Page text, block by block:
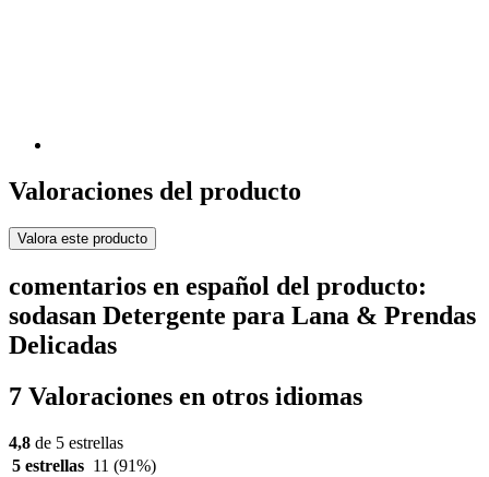
Valoraciones del producto
Valora este producto
comentarios en español del producto:
sodasan Detergente para Lana & Prendas
Delicadas
7 Valoraciones en otros idiomas
4,8 de 5 estrellas
5 estrellas 11 (91%)